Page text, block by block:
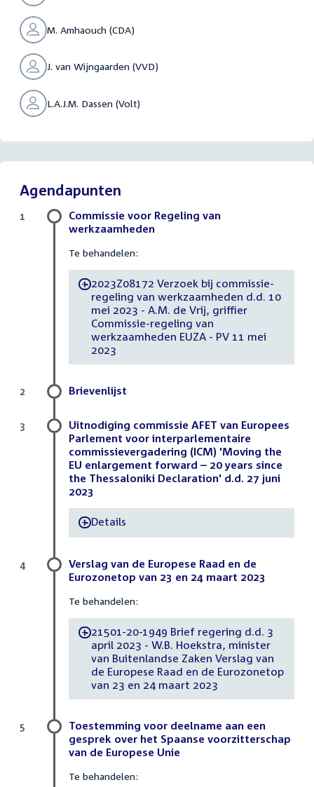
M. Amhaouch (CDA)
J. van Wijngaarden (VVD)
L.A.J.M. Dassen (Volt)
Agendapunten
Commissie voor Regeling van
werkzaamheden
Te behandelen:
-2023Z08172 Verzoek bij commissie-
regeling van werkzaamheden d.d. 10
mei 2023 - A.M. de Vrij, griffier
Commissie-regeling van
werkzaamheden EUZA - PV 11 mei
2023
1
Brievenlijst
2
Uitnodiging commissie AFET van Europees
Parlement voor interparlementaire
commissievergadering (ICM) 'Moving the
EU enlargement forward – 20 years since
the Thessaloniki Declaration' d.d. 27 juni
2023
-Details
3
Verslag van de Europese Raad en de
Eurozonetop van 23 en 24 maart 2023
Te behandelen:
-21501-20-1949 Brief regering d.d. 3
april 2023 - W.B. Hoekstra, minister
van Buitenlandse Zaken Verslag van
de Europese Raad en de Eurozonetop
van 23 en 24 maart 2023
4
Toestemming voor deelname aan een
gesprek over het Spaanse voorzitterschap
van de Europese Unie
Te behandelen:
5